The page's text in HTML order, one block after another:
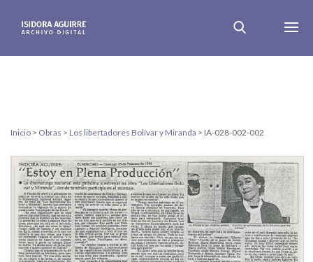
Inicio > Obras > Los libertadores Bolívar y Miranda > IA-028-002-002